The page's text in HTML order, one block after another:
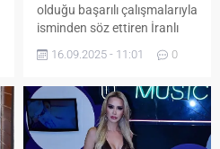
olduğu başarılı çalışmalarıyla
isminden söz ettiren İranlı
Melina, şimdi de 2 şarkıdan
sürmeye hazırlanıyor.
Yönetmenliğini Kerem
Özdemi’in yaptığı ‘ 5 Para’ ve
16.09.2025 - 11:01 0